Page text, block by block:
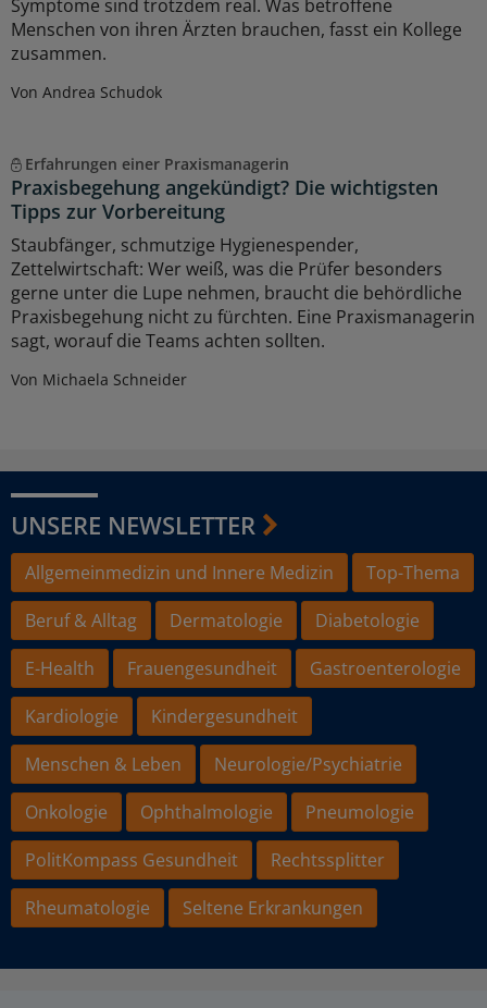
Symptome sind trotzdem real. Was betroffene
Menschen von ihren Ärzten brauchen, fasst ein Kollege
zusammen.
Von Andrea Schudok
Erfahrungen einer Praxismanagerin
Praxisbegehung angekündigt? Die wichtigsten
Tipps zur Vorbereitung
Staubfänger, schmutzige Hygienespender,
Zettelwirtschaft: Wer weiß, was die Prüfer besonders
gerne unter die Lupe nehmen, braucht die behördliche
Praxisbegehung nicht zu fürchten. Eine Praxismanagerin
sagt, worauf die Teams achten sollten.
Von Michaela Schneider
UNSERE NEWSLETTER
Allgemeinmedizin und Innere Medizin
Top-Thema
Beruf & Alltag
Dermatologie
Diabetologie
E-Health
Frauengesundheit
Gastroenterologie
Kardiologie
Kindergesundheit
Menschen & Leben
Neurologie/Psychiatrie
Onkologie
Ophthalmologie
Pneumologie
PolitKompass Gesundheit
Rechtssplitter
Rheumatologie
Seltene Erkrankungen